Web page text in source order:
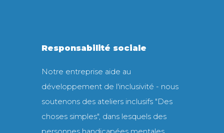
Responsabilité sociale
Notre entreprise aide au
développement de l'inclusivité - nous
soutenons des ateliers inclusifs "Des
choses simples", dans lesquels des